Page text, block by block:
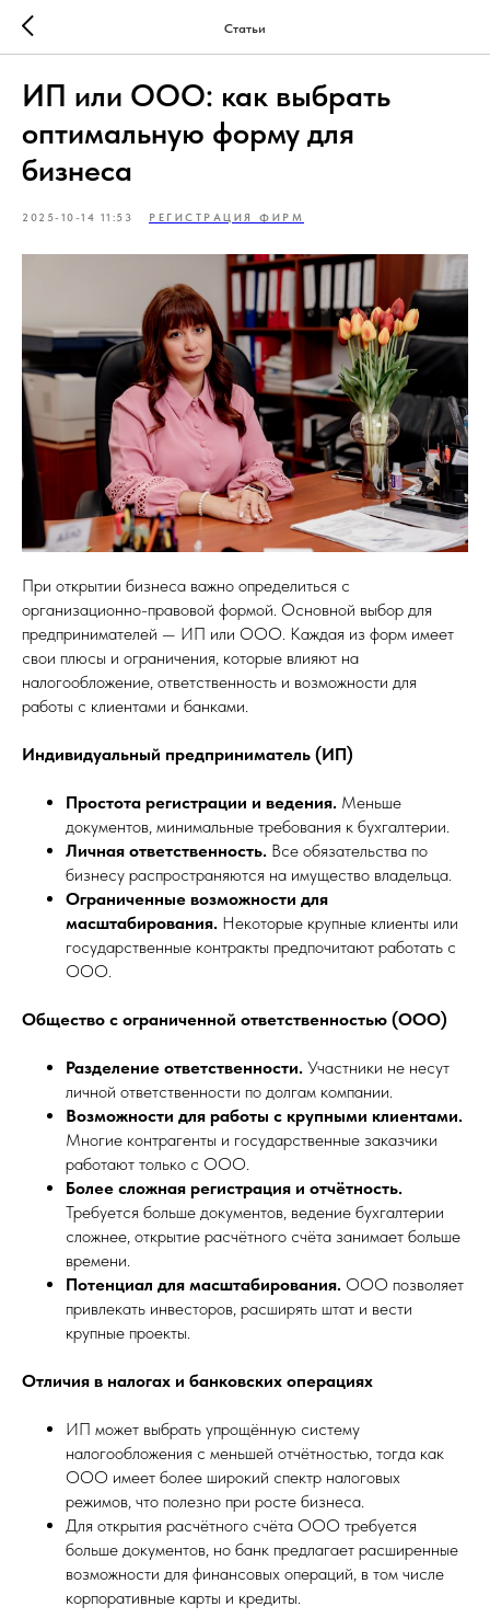
Статьи
ИП или ООО: как выбрать
оптимальную форму для
бизнеса
2025-10-14 11:53 РЕГИСТРАЦИЯ ФИРМ
При открытии бизнеса важно определиться с
организационно-правовой формой. Основной выбор для
предпринимателей — ИП или ООО. Каждая из форм имеет
свои плюсы и ограничения, которые влияют на
налогообложение, ответственность и возможности для
работы с клиентами и банками.
Индивидуальный предприниматель (ИП)
Простота регистрации и ведения. Меньше
документов, минимальные требования к бухгалтерии.
Личная ответственность. Все обязательства по
бизнесу распространяются на имущество владельца.
Ограниченные возможности для
масштабирования. Некоторые крупные клиенты или
государственные контракты предпочитают работать с
ООО.
Общество с ограниченной ответственностью (ООО)
Разделение ответственности. Участники не несут
личной ответственности по долгам компании.
Возможности для работы с крупными клиентами.
Многие контрагенты и государственные заказчики
работают только с ООО.
Более сложная регистрация и отчётность.
Требуется больше документов, ведение бухгалтерии
сложнее, открытие расчётного счёта занимает больше
времени.
Потенциал для масштабирования. ООО позволяет
привлекать инвесторов, расширять штат и вести
крупные проекты.
Отличия в налогах и банковских операциях
ИП может выбрать упрощённую систему
налогообложения с меньшей отчётностью, тогда как
ООО имеет более широкий спектр налоговых
режимов, что полезно при росте бизнеса.
Для открытия расчётного счёта ООО требуется
больше документов, но банк предлагает расширенные
возможности для финансовых операций, в том числе
корпоративные карты и кредиты.